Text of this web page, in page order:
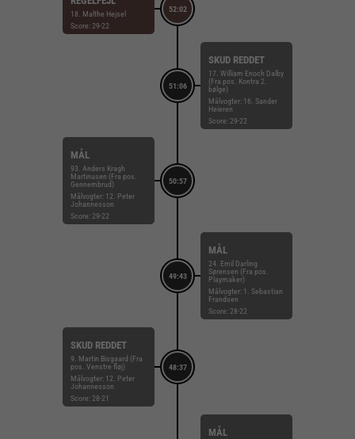
52:02
18. Malthe Hejsel
Score: 29-22
51:06
SKUD REDDET
17. William Enoch Dalby
(Fra pos. Kontra 2.
bølge)
Målvogter: 16. Sander
Heieren
Score: 29-22
50:57
MÅL
93. Anders Kragh
Martinusen (Fra pos.
Gennembrud)
Målvogter: 12. Peter
Johannesson
Score: 29-22
49:43
MÅL
24. Emil Darling
Sørensen (Fra pos.
Playmaker)
Målvogter: 1. Sebastian
Frandsen
Score: 28-22
48:37
SKUD REDDET
9. Martin Bisgaard (Fra
pos. Venstre fløj)
Målvogter: 12. Peter
Johannesson
Score: 28-21
MÅL